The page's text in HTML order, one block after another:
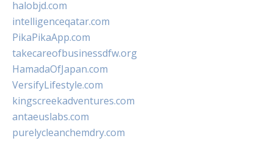
halobjd.com
intelligenceqatar.com
PikaPikaApp.com
takecareofbusinessdfw.org
HamadaOfJapan.com
VersifyLifestyle.com
kingscreekadventures.com
antaeuslabs.com
purelycleanchemdry.com